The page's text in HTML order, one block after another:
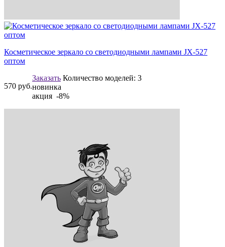
Косметическое зеркало со светодиодными лампами JX-527
оптом
570 руб.
Заказать Количество моделей: 3
новинка
акция -8%